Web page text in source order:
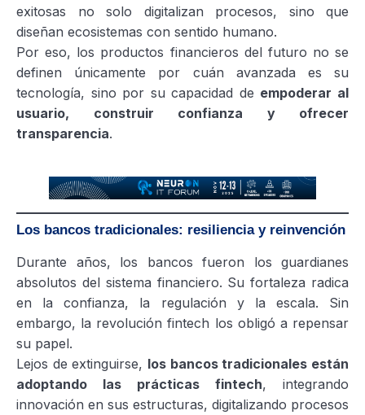
exitosas no solo digitalizan procesos, sino que
diseñan ecosistemas con sentido humano.
Por eso, los productos financieros del futuro no se
definen únicamente por cuán avanzada es su
tecnología, sino por su capacidad de empoderar al
usuario, construir confianza y ofrecer
transparencia.
Los bancos tradicionales: resiliencia y reinvención
Durante años, los bancos fueron los guardianes
absolutos del sistema financiero. Su fortaleza radica
en la confianza, la regulación y la escala. Sin
embargo, la revolución fintech los obligó a repensar
su papel.
Lejos de extinguirse, los bancos tradicionales están
adoptando las prácticas fintech, integrando
innovación en sus estructuras, digitalizando procesos